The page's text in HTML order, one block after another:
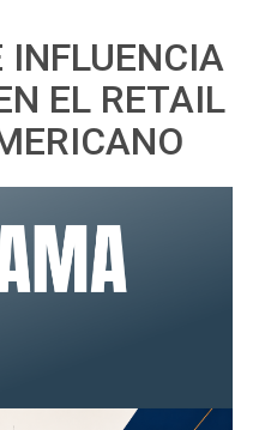
INFLUENCIA
EL RETAIL